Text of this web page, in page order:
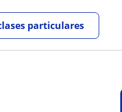
particulares